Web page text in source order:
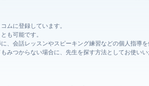
ムに登録しています。
も可能です。
会話レッスンやスピーキング練習などの個人指導を
つからない場合に、先生を探す方法としてお使いい